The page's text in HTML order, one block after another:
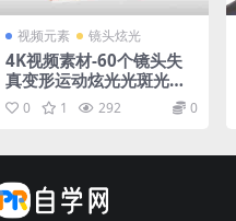
视频元素 镜头炫光
4K视频素材-60个镜头失
真变形运动炫光光斑光效
动画 Light Leaks
0 1 292 0